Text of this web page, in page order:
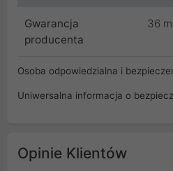
Gwarancja
producenta
36
Osoba odpowiedzialna i
Uniwersalna informacja o
Opinie Klientów